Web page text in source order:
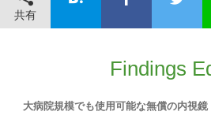
共有
Findings
大病院規模でも使用可能な無償の内視